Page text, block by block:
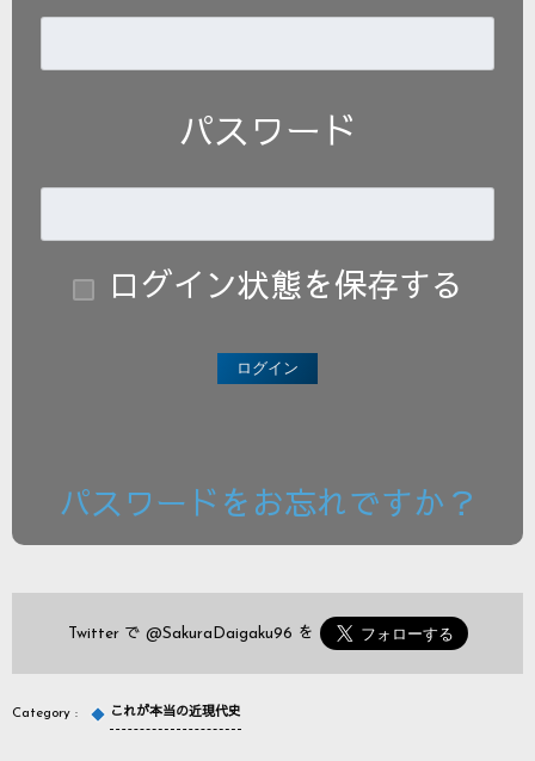
パスワード
ログイン状態を保存する
パスワードをお忘れですか？
Twitter で @SakuraDaigaku96 を
これが本当の近現代史